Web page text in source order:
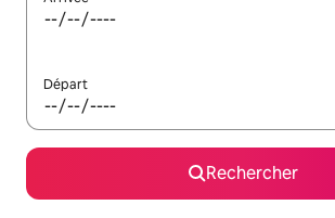
Départ
Rechercher